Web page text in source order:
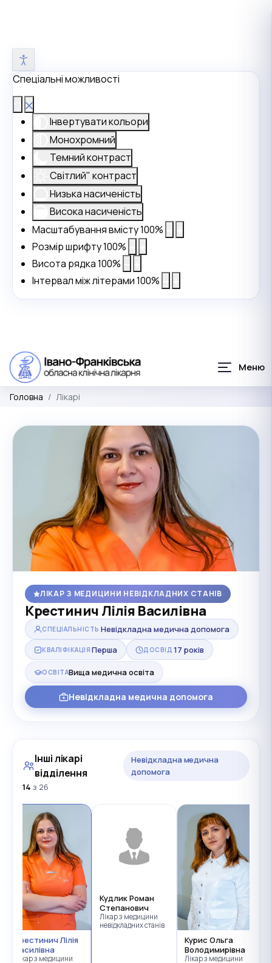
Спеціальні можливості
Інвертувати кольори
Монохромний
Темний контраст
Світлий" контраст
Низька насиченість
Висока насиченість
Масштабування вмісту100%
Розмір шрифту100%
Висота рядка100%
Інтервал між літерами100%
Головна Лікарі
ЛІКАР З МЕДИЦИНИ НЕВІДКЛАДНИХ СТАНІВ
Крестинич Лілія Василівна
СПЕЦІАЛЬНІСТЬ Невідкладна медична допомога
КВАЛІФІКАЦІЯ Перша ДОСВІД 17 років
ОСВІТАВища медична освіта
Невідкладна медична допомога
Інші лікарі
відділення
Невідкладна медична
допомога
14 з 26
Крестинич Лілія
Василівна
Лікар з медицини
Кудлик Роман
Степанович
Лікар з медицини
невідкладних станів
Курис Ольга
Володимирівна
Лікар з медицини